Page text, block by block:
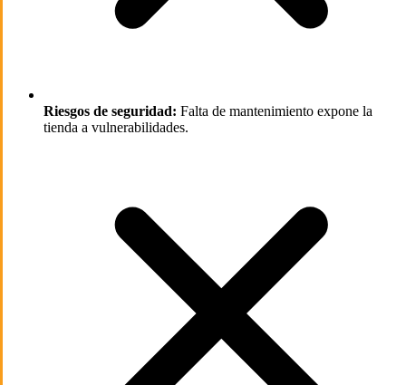
Riesgos de seguridad: Falta de mantenimiento expone la
tienda a vulnerabilidades.